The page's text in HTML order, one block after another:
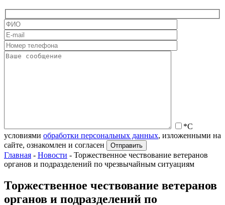
*С
условиями обработки персональных данных, изложенными на
сайте, ознакомлен и согласен
Главная - Новости - Торжественное чествование ветеранов
органов и подразделений по чрезвычайным ситуациям
Торжественное чествование ветеранов
органов и подразделений по